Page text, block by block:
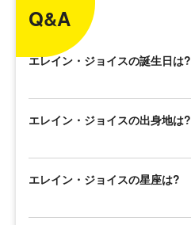
Q&A
エレイン・ジョイスの誕生日は?
エレイン・ジョイスの出身地は?
エレイン・ジョイスの星座は?